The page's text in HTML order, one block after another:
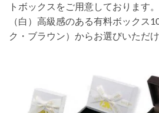
トボックスをご用意しております
（白）高級感のある有料ボックス
ク・ブラウン）からお選びいただけ